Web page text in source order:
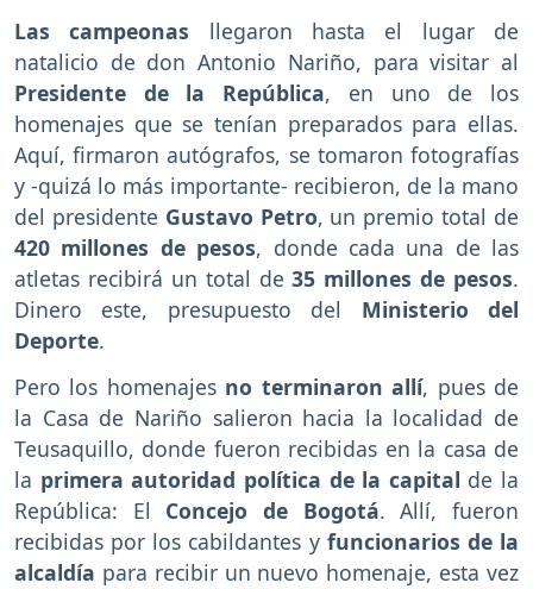
Las campeonas llegaron hasta el lugar de
natalicio de don Antonio Nariño, para visitar al
Presidente de la República, en uno de los
homenajes que se tenían preparados para ellas.
Aquí, firmaron autógrafos, se tomaron fotografías
y -quizá lo más importante- recibieron, de la mano
del presidente Gustavo Petro, un premio total de
420 millones de pesos, donde cada una de las
atletas recibirá un total de35 millones de pesos.
Dinero este, presupuesto del Ministerio del
Deporte.
Pero los homenajes no terminaron allí, pues de
la Casa de Nariño salieron hacia la localidad de
Teusaquillo, donde fueron recibidas en la casa de
la primera autoridad política de la capital de la
República: El Concejo de Bogotá. Allí, fueron
recibidas por los cabildantes y funcionarios de la
alcaldía para recibir un nuevo homenaje, esta vez